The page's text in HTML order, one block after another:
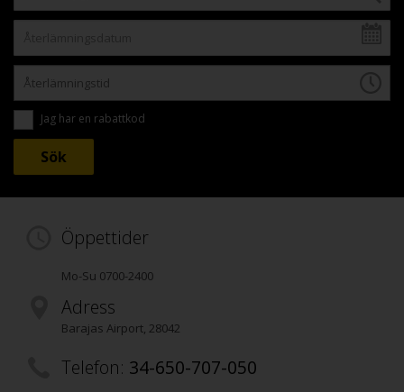
Jag har en rabattkod
Öppettider
Mo-Su 0700-2400
Adress
Barajas Airport, 28042
Telefon: 34-650-707-050